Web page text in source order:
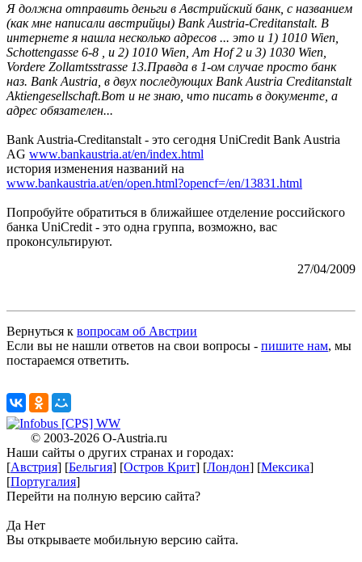
Я должна отправить деньги в Австрийский банк, с названием
(как мне написали австрийцы) Bank Austria-Creditanstalt. В
интернете я нашла несколько адресов ... это и 1) 1010 Wien,
Schottengasse 6-8 , и 2) 1010 Wien, Am Hof 2 и 3) 1030 Wien,
Vordere Zollamtsstrasse 13.Правда в 1-ом случае просто банк
наз. Bank Austria, в двух последующих Bank Austria Creditanstalt
Aktiengesellschaft.Вот и не знаю, что писать в документе, а
адрес обязателен...
Bank Austria-Creditanstalt - это сегодня UniCredit Bank Austria
AG www.bankaustria.at/en/index.html
история изменения названий на
www.bankaustria.at/en/open.html?opencf=/en/13831.html
Попробуйте обратиться в ближайшее отделение российского
банка UniCredit - это одна группа, возможно, вас
проконсультируют.
27/04/2009
Вернуться к вопросам об Австрии
Eсли вы не нашли ответов на свои вопросы - пишите нам, мы
постараемся ответить.
© 2003-2026 O-Austria.ru
Наши сайты о других странах и городах:
[Австрия] [Бельгия] [Остров Крит] [Лондон] [Мексика]
[Португалия]
Перейти на полную версию сайта?
Да Нет
Вы открываете мобильную версию сайта.